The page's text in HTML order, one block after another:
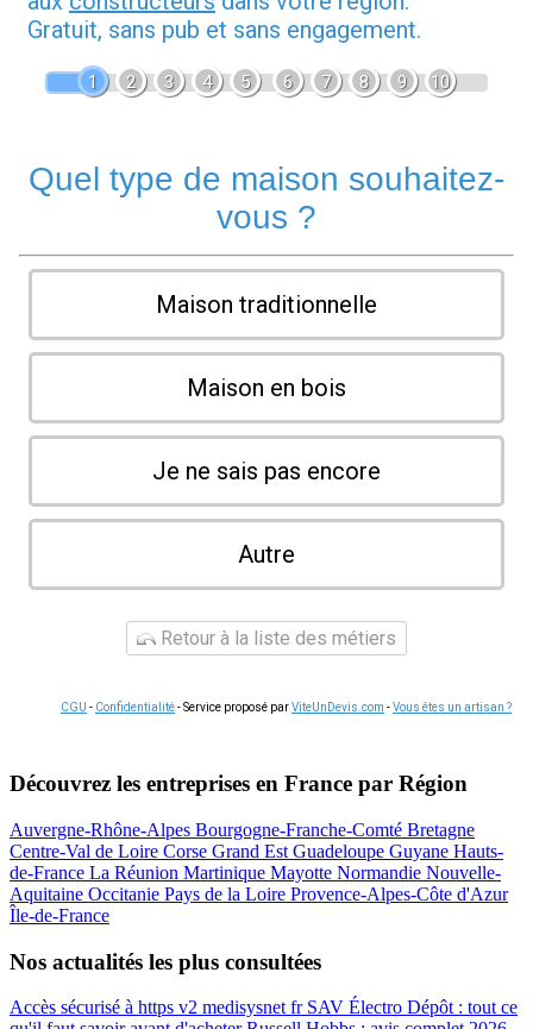
Gratuit, sans pub et sans engagement.
1 2 3 4 5 6 7 8 9 10
Quel type de maison souhaitez-
vous ?
Maison traditionnelle
Maison en bois
Je ne sais pas encore
Autre
Retour à la liste des métiers
CGU - Confidentialité- Service proposé parViteUnDevis.com -Vous êtes un artisan ?
Découvrez les entreprises en France par Région
Auvergne-Rhône-Alpes Bourgogne-Franche-Comté Bretagne
Centre-Val de Loire Corse Grand Est Guadeloupe Guyane Hauts-
de-France La Réunion Martinique Mayotte Normandie Nouvelle-
Aquitaine Occitanie Pays de la Loire Provence-Alpes-Côte d'Azur
Île-de-France
Nos actualités les plus consultées
Accès sécurisé à https v2 medisysnet fr SAV Électro Dépôt : tout ce